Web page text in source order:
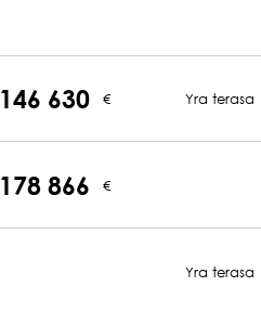
146 630 € Yra terasa
178 866 €
Yra terasa